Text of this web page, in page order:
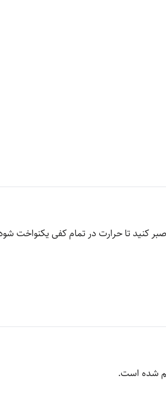
کنید تا حرارت در تمام کفی یکنواخت
شده است.